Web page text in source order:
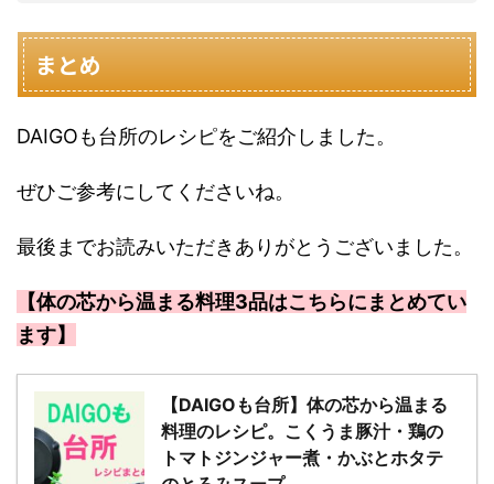
まとめ
DAIGOも台所のレシピをご紹介しました。
ぜひご参考にしてくださいね。
最後までお読みいただきありがとうございました。
【体の芯から温まる料理3品はこちらにまとめてい
ます】
【DAIGOも台所】体の芯から温まる
料理のレシピ。こくうま豚汁・鶏の
トマトジンジャー煮・かぶとホタテ